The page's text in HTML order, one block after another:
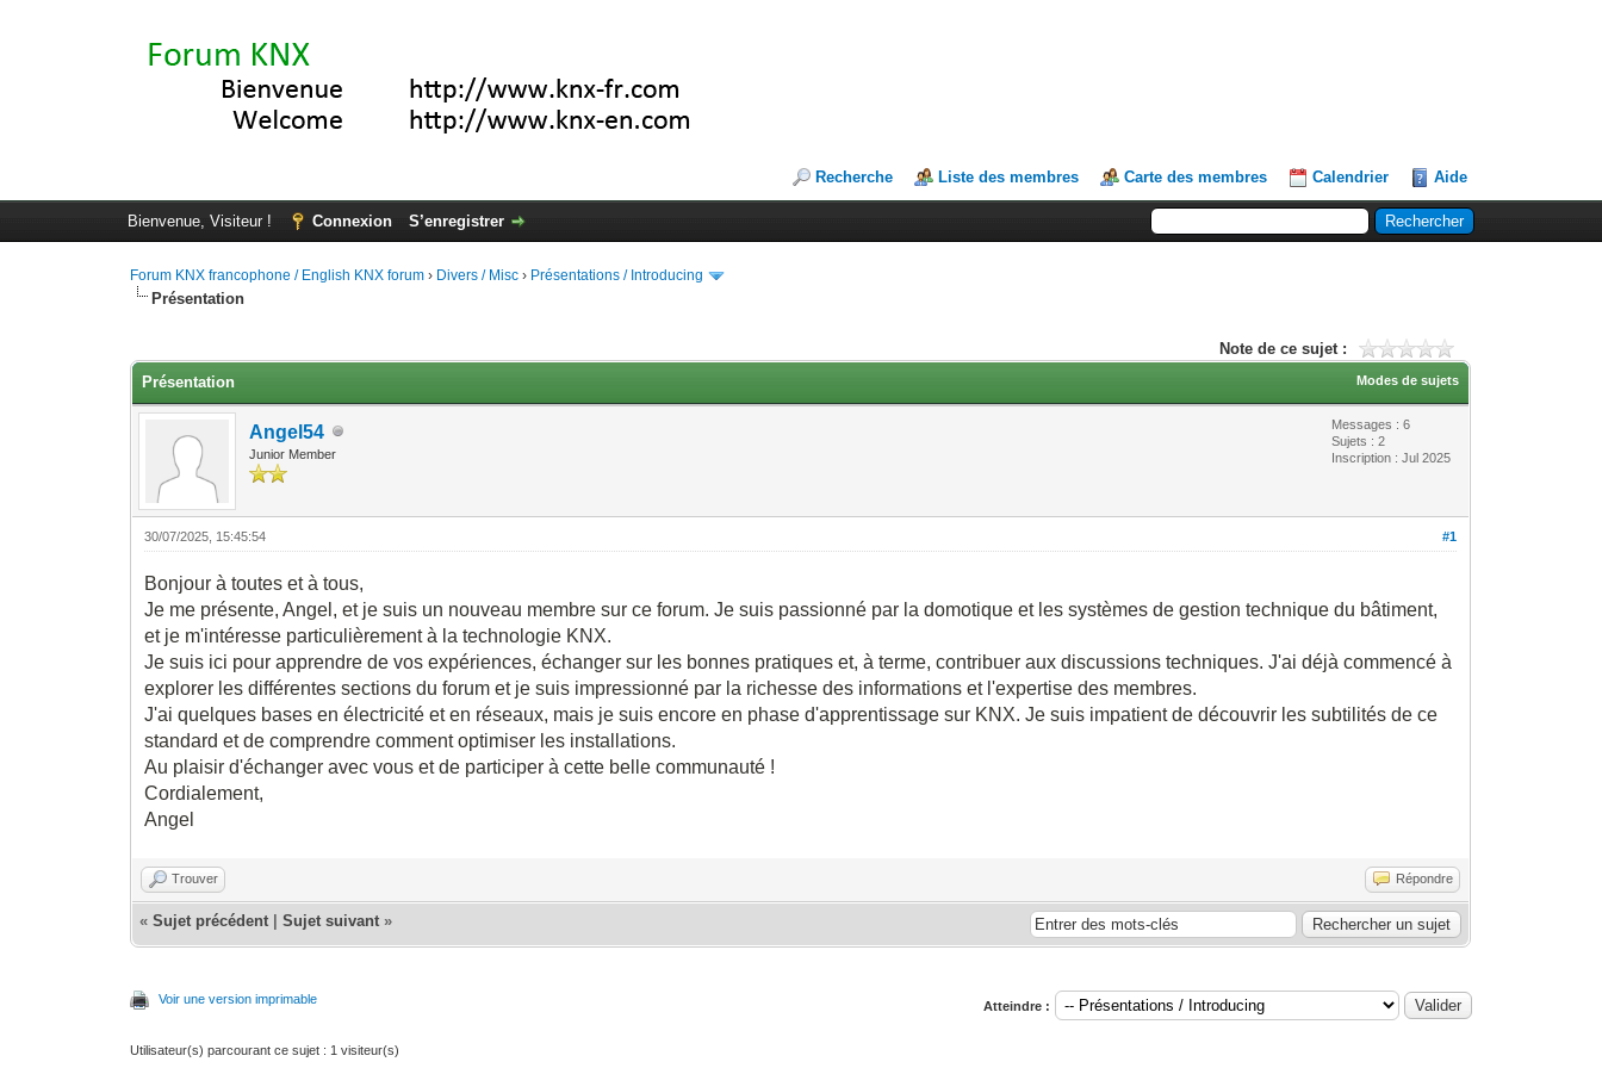
Recherche Liste des membres Carte des membres Calendrier Aide
Bienvenue, Visiteur ! Connexion S’enregistrer
Forum KNX francophone / English KNX forum › Divers / Misc › Présentations / Introducing
Présentation
Note de ce sujet :
Modes de sujets
Présentation
Angel54
Junior Member
Messages : 6
Sujets : 2
Inscription : Jul 2025
#1
30/07/2025, 15:45:54
Bonjour à toutes et à tous,
Je me présente, Angel, et je suis un nouveau membre sur ce forum. Je suis passionné par la domotique et les systèmes de gestion technique du bâtiment,
et je m'intéresse particulièrement à la technologie KNX.
Je suis ici pour apprendre de vos expériences, échanger sur les bonnes pratiques et, à terme, contribuer aux discussions techniques. J'ai déjà commencé à
explorer les différentes sections du forum et je suis impressionné par la richesse des informations et l'expertise des membres.
J'ai quelques bases en électricité et en réseaux, mais je suis encore en phase d'apprentissage sur KNX. Je suis impatient de découvrir les subtilités de ce
standard et de comprendre comment optimiser les installations.
Au plaisir d'échanger avec vous et de participer à cette belle communauté !
Cordialement,
Angel
Trouver Répondre
«Sujet précédent |Sujet suivant »
Voir une version imprimable Atteindre :
Utilisateur(s) parcourant ce sujet : 1 visiteur(s)